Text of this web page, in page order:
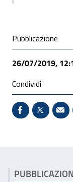
Pubblicazione
26/07/2019,
Condividi
Condividi su
X - Sito
Articoli